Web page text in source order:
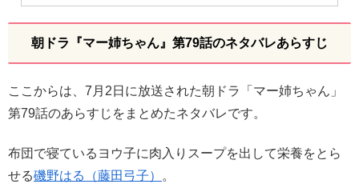
朝ドラ『マー姉ちゃん』第79話のネタバレあらすじ
ここからは、7月2日に放送された朝ドラ「マー姉ちゃん」
第79話のあらすじをまとめたネタバレです。
布団で寝ているヨウ子に肉入りスープを出して栄養をとら
せる磯野はる（藤田弓子） 。